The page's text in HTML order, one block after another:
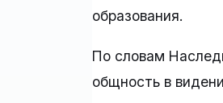
образования.
По словам
общность в